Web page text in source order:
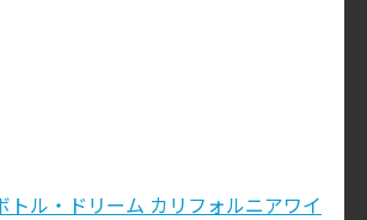
トル・ドリーム カリフォルニアワイ